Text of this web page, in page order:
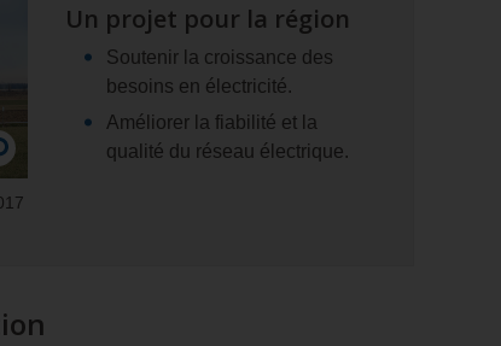
Un projet pour la région
Soutenir la croissance des
besoins en électricité.
Améliorer la fiabilité et la
qualité du réseau électrique.